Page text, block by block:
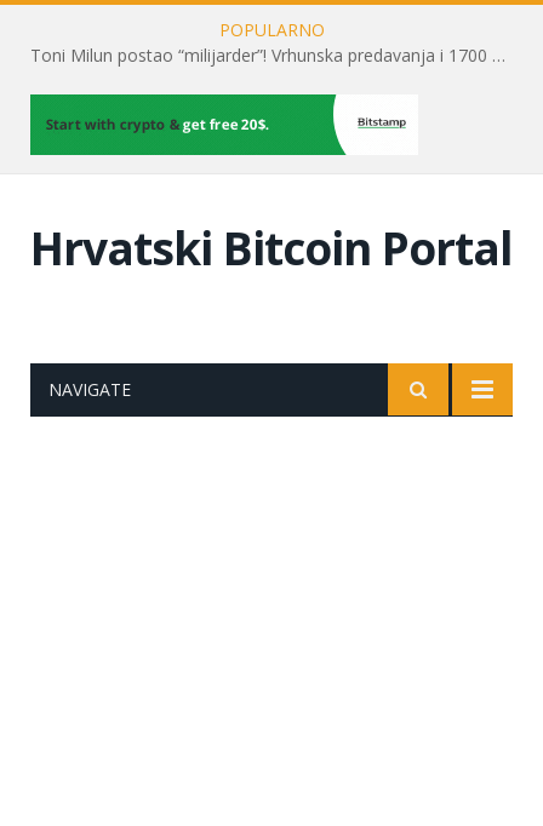
POPULARNO
Toni Milun postao “milijarder”! Vrhunska predavanja i 1700 posjetitelja obilježili su mjesec financijske pismenosti
Hrvatski Bitcoin Portal
NAVIGATE